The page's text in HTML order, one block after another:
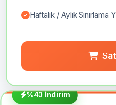
Haftalık / Aylık Sınırlama
%40 İndirim